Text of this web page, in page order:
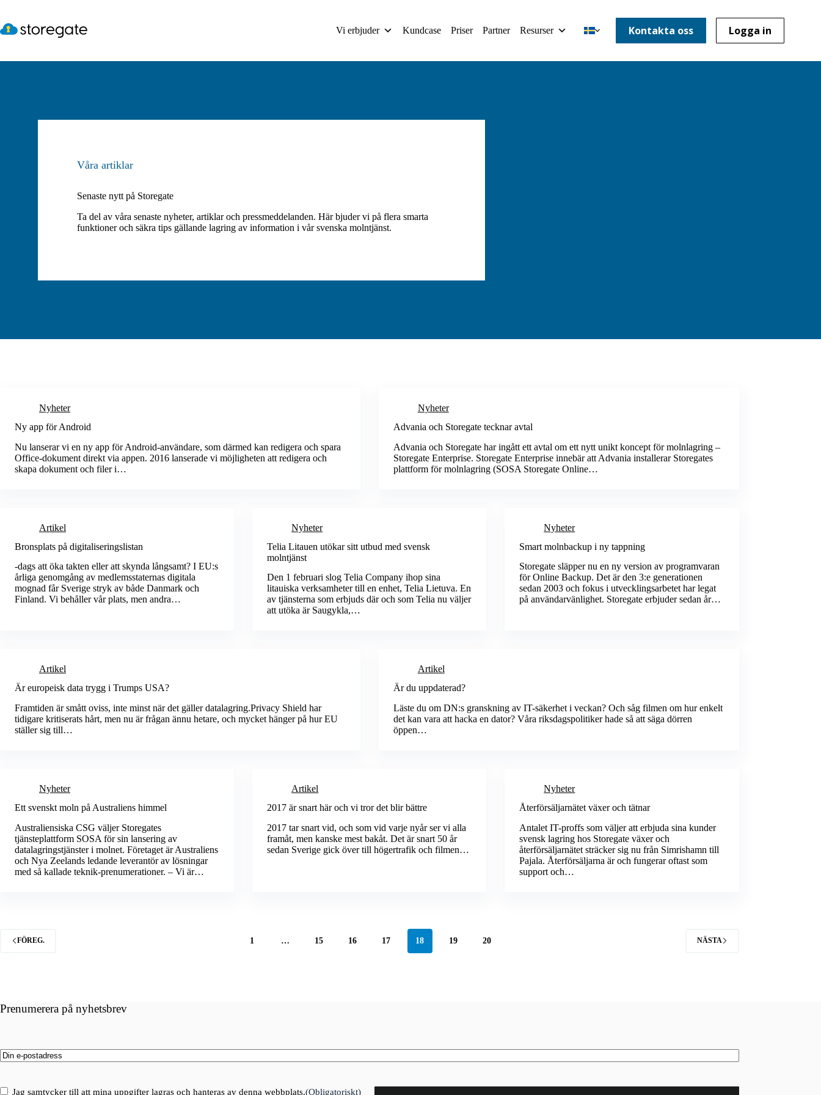
innehåll
Vi erbjuder Kundcase Priser Partner Resurser Kontakta oss Logga in
Våra artiklar
Senaste nytt på Storegate
Ta del av våra senaste nyheter, artiklar och pressmeddelanden. Här bjuder vi på flera smarta
funktioner och säkra tips gällande lagring av information i vår svenska molntjänst.
Nyheter
Ny app för Android
Nu lanserar vi en ny app för Android-användare, som därmed kan redigera och spara
Office-dokument direkt via appen. 2016 lanserade vi möjligheten att redigera och
skapa dokument och filer i…
Nyheter
Advania och Storegate tecknar avtal
Advania och Storegate har ingått ett avtal om ett nytt unikt koncept för molnlagring –
Storegate Enterprise. Storegate Enterprise innebär att Advania installerar Storegates
plattform för molnlagring (SOSA Storegate Online…
Artikel
Bronsplats på digitaliseringslistan
-dags att öka takten eller att skynda långsamt? I EU:s
årliga genomgång av medlemsstaternas digitala
mognad får Sverige stryk av både Danmark och
Finland. Vi behåller vår plats, men andra…
Nyheter
Telia Litauen utökar sitt utbud med svensk
molntjänst
Den 1 februari slog Telia Company ihop sina
litauiska verksamheter till en enhet, Telia Lietuva. En
av tjänsterna som erbjuds där och som Telia nu väljer
att utöka är Saugykla,…
Nyheter
Smart molnbackup i ny tappning
Storegate släpper nu en ny version av programvaran
för Online Backup. Det är den 3:e generationen
sedan 2003 och fokus i utvecklingsarbetet har legat
på användarvänlighet. Storegate erbjuder sedan år…
Artikel
Är europeisk data trygg i Trumps USA?
Framtiden är smått oviss, inte minst när det gäller datalagring.Privacy Shield har
tidigare kritiserats hårt, men nu är frågan ännu hetare, och mycket hänger på hur EU
ställer sig till…
Artikel
Är du uppdaterad?
Läste du om DN:s granskning av IT-säkerhet i veckan? Och såg filmen om hur enkelt
det kan vara att hacka en dator? Våra riksdagspolitiker hade så att säga dörren
öppen…
Nyheter
Ett svenskt moln på Australiens himmel
Australiensiska CSG väljer Storegates
tjänsteplattform SOSA för sin lansering av
datalagringstjänster i molnet. Företaget är Australiens
och Nya Zeelands ledande leverantör av lösningar
med så kallade teknik-prenumerationer. – Vi är…
Artikel
2017 är snart här och vi tror det blir bättre
2017 tar snart vid, och som vid varje nyår ser vi alla
framåt, men kanske mest bakåt. Det är snart 50 år
sedan Sverige gick över till högertrafik och filmen…
Nyheter
Återförsäljarnätet växer och tätnar
Antalet IT-proffs som väljer att erbjuda sina kunder
svensk lagring hos Storegate växer och
återförsäljarnätet sträcker sig nu från Simrishamn till
Pajala. Återförsäljarna är och fungerar oftast som
support och…
FÖREG. 1 … 15 16 17 18 19 20 NÄSTA
Prenumerera på nyhetsbrev
Email(Obligatoriskt)
Consent(Obligatoriskt)
Jag samtycker till att mina uppgifter lagras och hanteras av denna webbplats.(Obligatoriskt)